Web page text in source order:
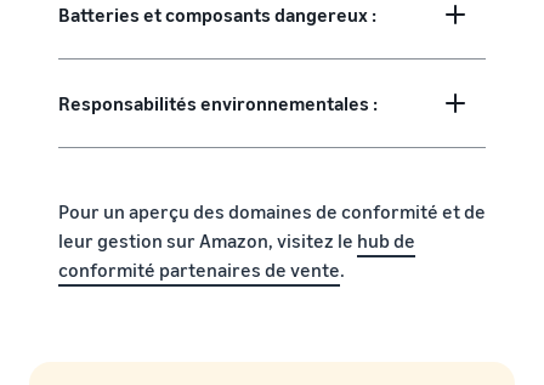
Batteries et composants dangereux :
Responsabilités environnementales :
Pour un aperçu des domaines de conformité et de
leur gestion sur Amazon, visitez le hub de
conformité partenaires de vente.